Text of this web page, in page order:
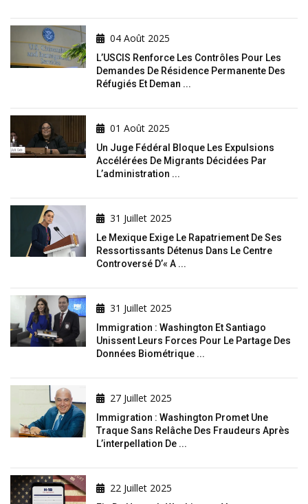
04 Août 2025
L’USCIS Renforce Les Contrôles Pour Les
Demandes De Résidence Permanente Des
Réfugiés Et Deman ...
01 Août 2025
Un Juge Fédéral Bloque Les Expulsions
Accélérées De Migrants Décidées Par
L’administration ...
31 Juillet 2025
Le Mexique Exige Le Rapatriement De Ses
Ressortissants Détenus Dans Le Centre
Controversé D’« A ...
31 Juillet 2025
Immigration : Washington Et Santiago
Unissent Leurs Forces Pour Le Partage Des
Données Biométrique ...
27 Juillet 2025
Immigration : Washington Promet Une
Traque Sans Relâche Des Fraudeurs Après
L’interpellation De ...
22 Juillet 2025